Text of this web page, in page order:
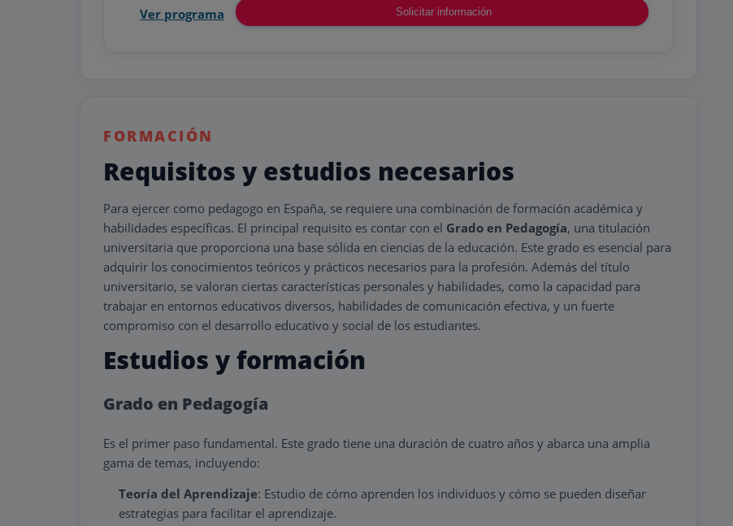
Ver programa Solicitar información
FORMACIÓN
Requisitos y estudios necesarios
Para ejercer como pedagogo en España, se requiere una combinación de formación académica y
habilidades específicas. El principal requisito es contar con el Grado en Pedagogía, una titulación
universitaria que proporciona una base sólida en ciencias de la educación. Este grado es esencial para
adquirir los conocimientos teóricos y prácticos necesarios para la profesión. Además del título
universitario, se valoran ciertas características personales y habilidades, como la capacidad para
trabajar en entornos educativos diversos, habilidades de comunicación efectiva, y un fuerte
compromiso con el desarrollo educativo y social de los estudiantes.
Estudios y formación
Grado en Pedagogía
Es el primer paso fundamental. Este grado tiene una duración de cuatro años y abarca una amplia
gama de temas, incluyendo:
Teoría del Aprendizaje: Estudio de cómo aprenden los individuos y cómo se pueden diseñar
estrategias para facilitar el aprendizaje.